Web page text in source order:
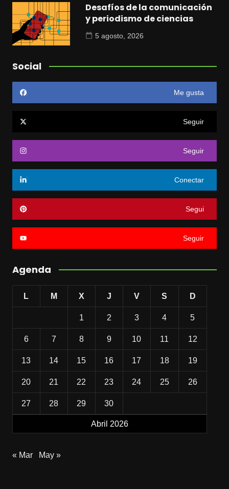
Desafíos de la comunicación
y periodismo de ciencias
5 agosto, 2026
Social
Me gusta
Seguir
Seguir
Conectar
Segui
Seguir
Agenda
Abril 2026
L M X J V S D
1 2 3 4 5
6 7 8 9 10 11 12
13 14 15 16 17 18 19
20 21 22 23 24 25 26
27 28 29 30
« Mar May »